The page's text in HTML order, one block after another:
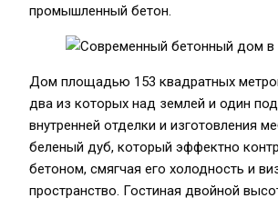
промышленный бетон.
Дом площадью 153 квадратных
два из которых над землей и один
внутренней отделки и изготовления
беленый дуб, который эффектно
бетоном, смягчая его холодность и
пространство. Гостиная двойной